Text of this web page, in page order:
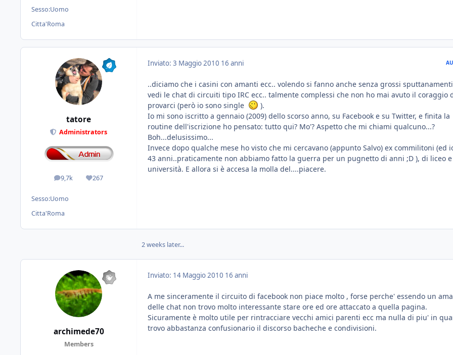
Sesso:Uomo
Citta'Roma
tatore
Administrators
9,7k
messaggi267
Reputazione
Sesso:Uomo
Citta'Roma
Inviato: 3 Maggio 2010 16 anni
..diciamo che i casini con amanti ecc.. volendo si fanno anche senza grossi
vedi le chat di circuiti tipo IRC ecc.. talmente complessi che non ho mai avuto il coraggio
provarci (però io sono single
).
Io mi sono iscritto a gennaio (2009) dello scorso anno, su Facebook e su Twitter, e finita la
routine dell'iscrizione ho pensato: tutto qui? Mo'? Aspetto che mi chiami qualcuno...?
Boh...delusissimo...
Invece dopo qualche mese ho visto che mi cercavano (appunto Salvo) ex commilitoni (ed
43 anni..praticamente non abbiamo fatto la guerra per un pugnetto di anni ;D ), di liceo
università. E allora si è accesa la molla del....piacere.
2 weeks later...
archimede70
Members
Inviato: 14 Maggio 2010 16 anni
A me sinceramente il circuito di facebook non piace molto , forse perche' essendo un
delle chat non trovo molto interessante stare ore ed ore attaccato a quella pagina.
Sicuramente è molto utile per rintracciare vecchi amici parenti ecc ma nulla di piu' in
trovo abbastanza confusionario il discorso bacheche e condivisioni.